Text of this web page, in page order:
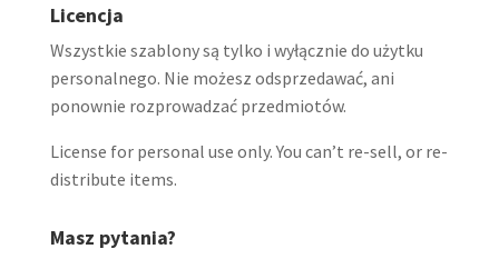
Licencja
Wszystkie szablony są tylko i wyłącznie do użytku
personalnego. Nie możesz odsprzedawać, ani
ponownie rozprowadzać przedmiotów.
License for personal use only. You can’t re-sell, or re-
distribute items.
Masz pytania?